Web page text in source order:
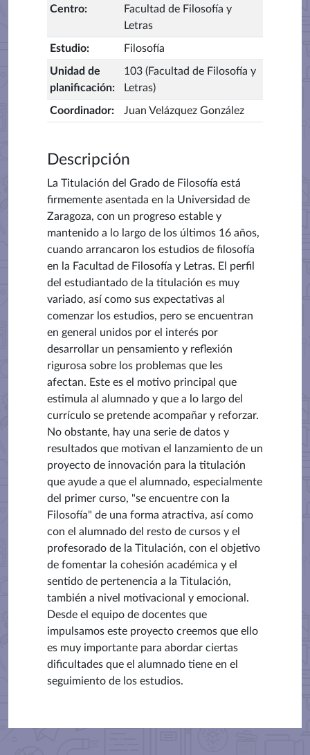
Centro:
Facultad de Filosofía y
Letras
Estudio: Filosofía
Unidad de
planificación:
103 (Facultad de Filosofía y
Letras)
Coordinador: Juan Velázquez González
Descripción
La Titulación del Grado de Filosofía está
firmemente asentada en la Universidad de
Zaragoza, con un progreso estable y
mantenido a lo largo de los últimos 16 años,
cuando arrancaron los estudios de filosofía
en la Facultad de Filosofía y Letras. El perfil
del estudiantado de la titulación es muy
variado, así como sus expectativas al
comenzar los estudios, pero se encuentran
en general unidos por el interés por
desarrollar un pensamiento y reflexión
rigurosa sobre los problemas que les
afectan. Este es el motivo principal que
estimula al alumnado y que a lo largo del
currículo se pretende acompañar y reforzar.
No obstante, hay una serie de datos y
resultados que motivan el lanzamiento de un
proyecto de innovación para la titulación
que ayude a que el alumnado, especialmente
del primer curso, "se encuentre con la
Filosofía" de una forma atractiva, así como
con el alumnado del resto de cursos y el
profesorado de la Titulación, con el objetivo
de fomentar la cohesión académica y el
sentido de pertenencia a la Titulación,
también a nivel motivacional y emocional.
Desde el equipo de docentes que
impulsamos este proyecto creemos que ello
es muy importante para abordar ciertas
dificultades que el alumnado tiene en el
seguimiento de los estudios.